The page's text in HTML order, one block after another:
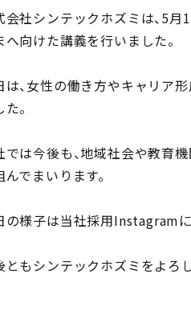
会社シンテックホズミは、5
へ向けた講義を行いました。
は、女性の働き方やキャリア
。
では今後も、地域社会や教育
んでまいります。
の様子は当社採用Instagramに
ともシンテックホズミをよろ